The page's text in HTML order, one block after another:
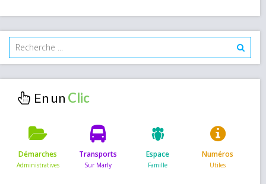
En un
Démarches Transports Espace Numéros